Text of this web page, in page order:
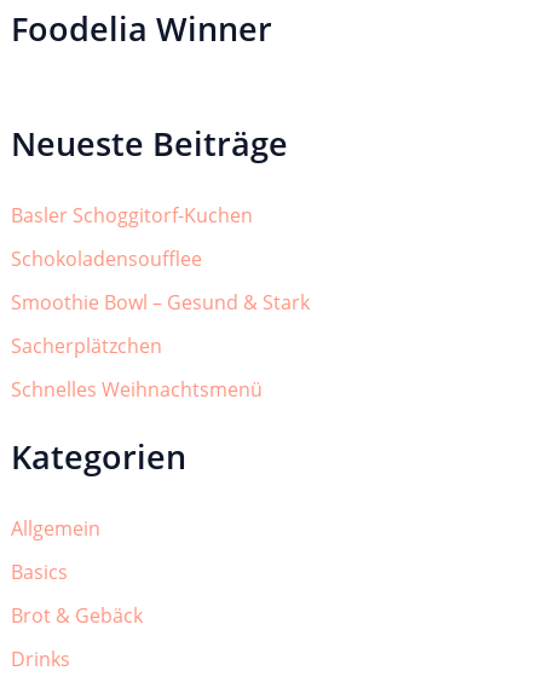
Foodelia Winner
Neueste Beiträge
Basler Schoggitorf-Kuchen
Schokoladensoufflee
Smoothie Bowl – Gesund & Stark
Sacherplätzchen
Schnelles Weihnachtsmenü
Kategorien
Allgemein
Basics
Brot & Gebäck
Drinks